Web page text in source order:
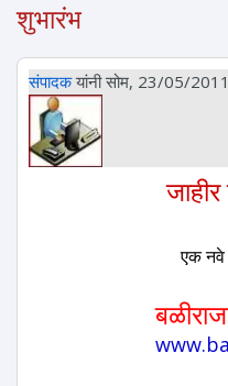
शुभारंभ
संपादकयांनी सोम, 23/05/
एक